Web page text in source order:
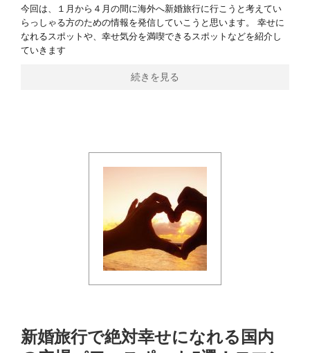
今回は、１月から４月の間に海外へ新婚旅行に行こうと考えてい
らっしゃる方のための情報を発信していこうと思います。 幸せに
なれるスポットや、幸せ気分を満喫できるスポットなどを紹介し
ていきます
続きを見る
新婚旅行で絶対幸せになれる国内